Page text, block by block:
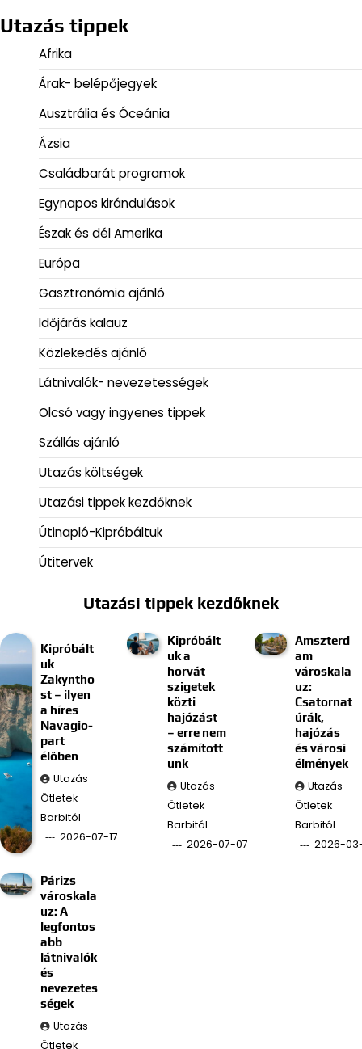
Utazás tippek
Afrika
Árak- belépőjegyek
Ausztrália és Óceánia
Ázsia
Családbarát programok
Egynapos kirándulások
Észak és dél Amerika
Európa
Gasztronómia ajánló
Időjárás kalauz
Közlekedés ajánló
Látnivalók- nevezetességek
Olcsó vagy ingyenes tippek
Szállás ajánló
Utazás költségek
Utazási tippek kezdőknek
Útinapló-Kipróbáltuk
Útitervek
Utazási tippek kezdőknek
Kipróbált
uk
Zakyntho
st – ilyen
a híres
Navagio-
part
élőben
Utazás
Ötletek
Barbitól
2026-07-17
Kipróbált
uk a
horvát
szigetek
közti
hajózást
– erre nem
számított
unk
Utazás
Ötletek
Barbitól
2026-07-07
Amszterd
am
városkala
uz:
Csatornat
úrák,
hajózás
és városi
élmények
Utazás
Ötletek
Barbitól
2026-
Párizs
városkala
uz: A
legfontos
abb
látnivalók
és
nevezetes
ségek
Utazás
Ötletek